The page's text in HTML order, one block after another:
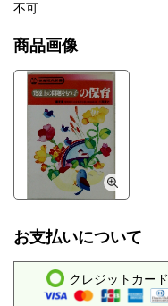
不可
商品画像
お支払いについて
クレジットカード